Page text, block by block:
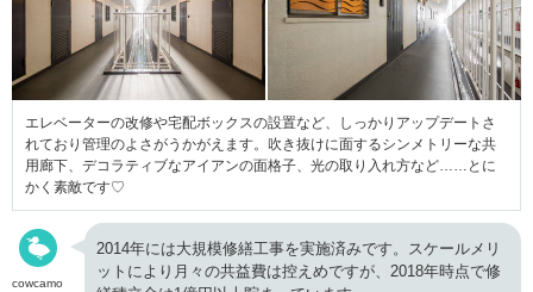
エレベーターの改修や宅配ボックスの設置など、しっかりアップデートさ
れており管理のよさがうかがえます。吹き抜けに面するシンメトリーな共
用廊下、デコラティブなアイアンの面格子、光の取り入れ方など……とに
かく素敵です♡
cowcamo
2014年には大規模修繕工事を実施済みです。スケールメリ
ットにより月々の共益費は控えめですが、2018年時点で修